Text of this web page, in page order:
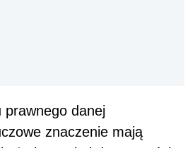
prawnego danej
znaczenie mają